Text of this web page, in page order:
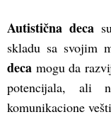
Autistična decasu
skladu sa svojim
deca mogu da
potencijala, ali
komunikacione